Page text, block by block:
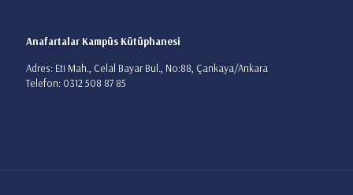
Anafartalar Kampüs Kütüphanesi
Adres: Eti Mah., Celal Bayar Bul., No:88, Çankaya/Ankara
Telefon: 0312 508 87 85